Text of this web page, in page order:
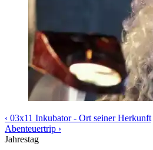
‹ 03x11 Inkubator - Ort seiner Herkunft
Abenteuertrip ›
Jahrestag